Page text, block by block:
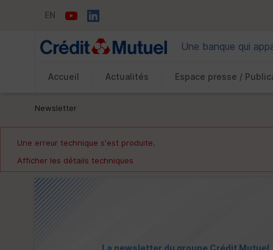
EN
Une banque qui
Accueil Actualités Espace presse /
Vous êtes ici:
Newsletter
Une erreur technique s'est produite.
Afficher les détails techniques
La newsletter du groupe Crédit Mutuel